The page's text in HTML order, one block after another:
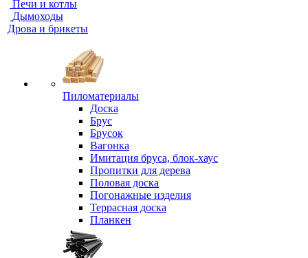
Печи и котлы
Дымоходы
Дрова и брикеты
Пиломатериалы
Доска
Брус
Брусок
Вагонка
Имитация бруса, блок-хаус
Пропитки для дерева
Половая доска
Погонажные изделия
Террасная доска
Планкен